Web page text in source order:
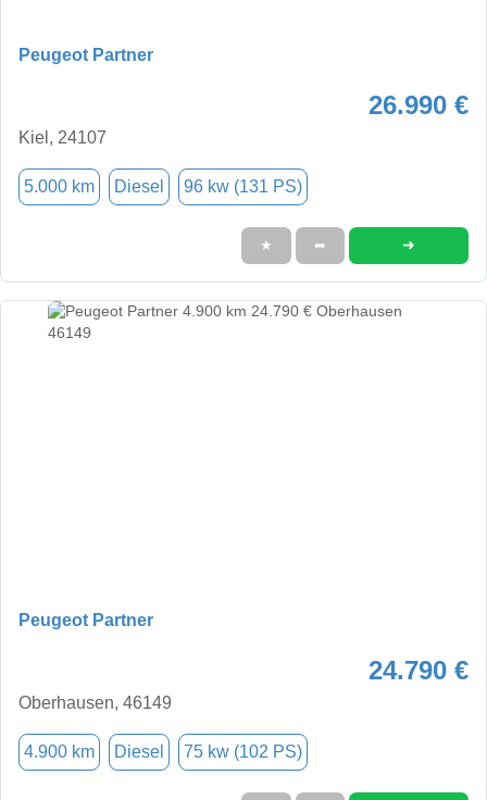
Peugeot Partner
26.990 €
Kiel, 24107
5.000 km Diesel 96 kw (131 PS)
★ ➦ ➜
Peugeot Partner
24.790 €
Oberhausen, 46149
4.900 km Diesel 75 kw (102 PS)